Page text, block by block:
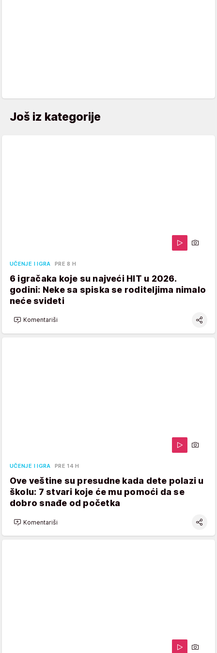
Još iz kategorije
UČENJE I IGRA PRE 8 H
6 igračaka koje su najveći HIT u 2026.
godini: Neke sa spiska se roditeljima nimalo
neće svideti
Komentariši
UČENJE I IGRA PRE 14 H
Ove veštine su presudne kada dete polazi u
školu: 7 stvari koje će mu pomoći da se
dobro snađe od početka
Komentariši